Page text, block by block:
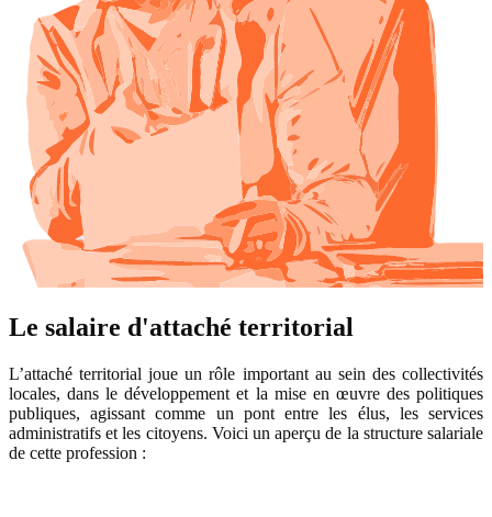
Le salaire d'attaché territorial
L’attaché territorial joue un rôle important au sein des collectivités
locales, dans le développement et la mise en œuvre des politiques
publiques, agissant comme un pont entre les élus, les services
administratifs et les citoyens. Voici un aperçu de la structure salariale
de cette profession :